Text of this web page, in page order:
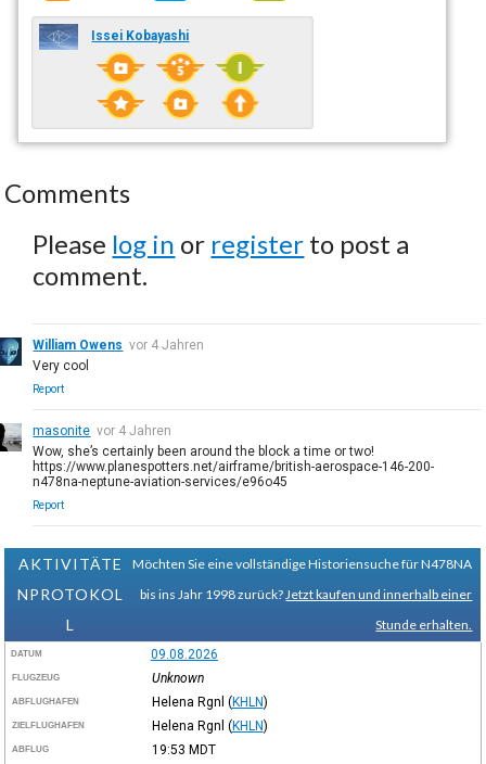
Issei Kobayashi
Comments
Please log in or register to post a
comment.
William Owens vor 4 Jahren
Very cool
Report
masonite vor 4 Jahren
Wow, she’s certainly been around the block a time or two!
https://www.planespotters.net/airframe/british-aerospace-146-200-
n478na-neptune-aviation-services/e96o45
Report
AKTIVITÄTE
NPROTOKOL
L
Möchten Sie eine vollständige Historiensuche für N478NA
bis ins Jahr 1998 zurück? Jetzt kaufen und innerhalb einer
Stunde erhalten.
DATUM 09.08.2026
FLUGZEUG Unknown
ABFLUGHAFEN Helena Rgnl (KHLN)
ZIELFLUGHAFEN Helena Rgnl (KHLN)
ABFLUG 19:53 MDT